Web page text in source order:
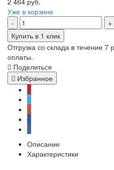
Уже в корзине
Купить в 1 клик
Отгрузка со склада в течение
оплаты.
Поделиться
Избранное
Описание
Характеристики